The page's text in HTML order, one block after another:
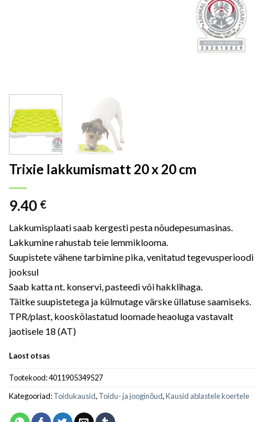
Trixie lakkumismatt 20 x 20 cm
9.40 €
Lakkumisplaati saab kergesti pesta nõudepesumasinas.
Lakkumine rahustab teie lemmiklooma.
Suupistete vähene tarbimine pika, venitatud tegevusperioodi
jooksul
Saab katta nt. konservi, pasteedi või hakklihaga.
Täitke suupistetega ja külmutage värske üllatuse saamiseks.
TPR/plast, kooskõlastatud loomade heaoluga vastavalt
jaotisele 18 (AT)
Laost otsas
Tootekood:4011905349527
Kategooriad:Toidukausid, Toidu- ja jooginõud,Kausid ablastele koertele